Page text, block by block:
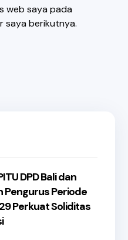
web saya pada
saya berikutnya.
DPD Bali dan
Pengurus Periode
Perkuat Soliditas